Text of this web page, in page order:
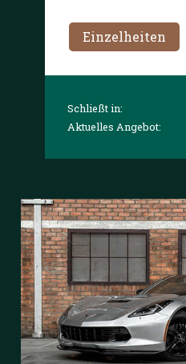
Einzelheiten
Schließt in:
Aktuelles Angebot: